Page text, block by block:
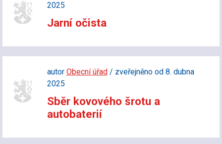
2025
Jarní očista
autor Obecní úřad/ zveřejněno od 8. dubna
2025
Sběr kovového šrotu a
autobaterií